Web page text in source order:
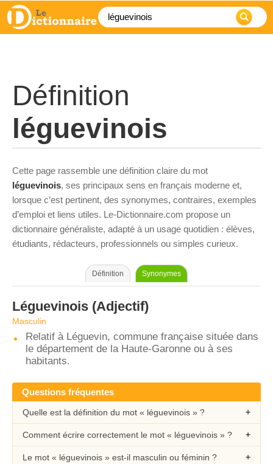
Définition
léguevinois
Cette page rassemble une définition claire du mot
léguevinois, ses principaux sens en français moderne et,
lorsque c’est pertinent, des synonymes, contraires, exemples
d’emploi et liens utiles. Le-Dictionnaire.com propose un
dictionnaire généraliste, adapté à un usage quotidien : élèves,
étudiants, rédacteurs, professionnels ou simples curieux.
Définition Synonymes
Léguevinois (Adjectif)
Masculin
Relatif à Léguevin, commune française située dans
le département de la Haute-Garonne ou à ses
habitants.
Questions fréquentes
Quelle est la définition du mot « léguevinois » ?
Comment écrire correctement le mot « léguevinois » ?
Le mot « léguevinois » est-il masculin ou féminin ?